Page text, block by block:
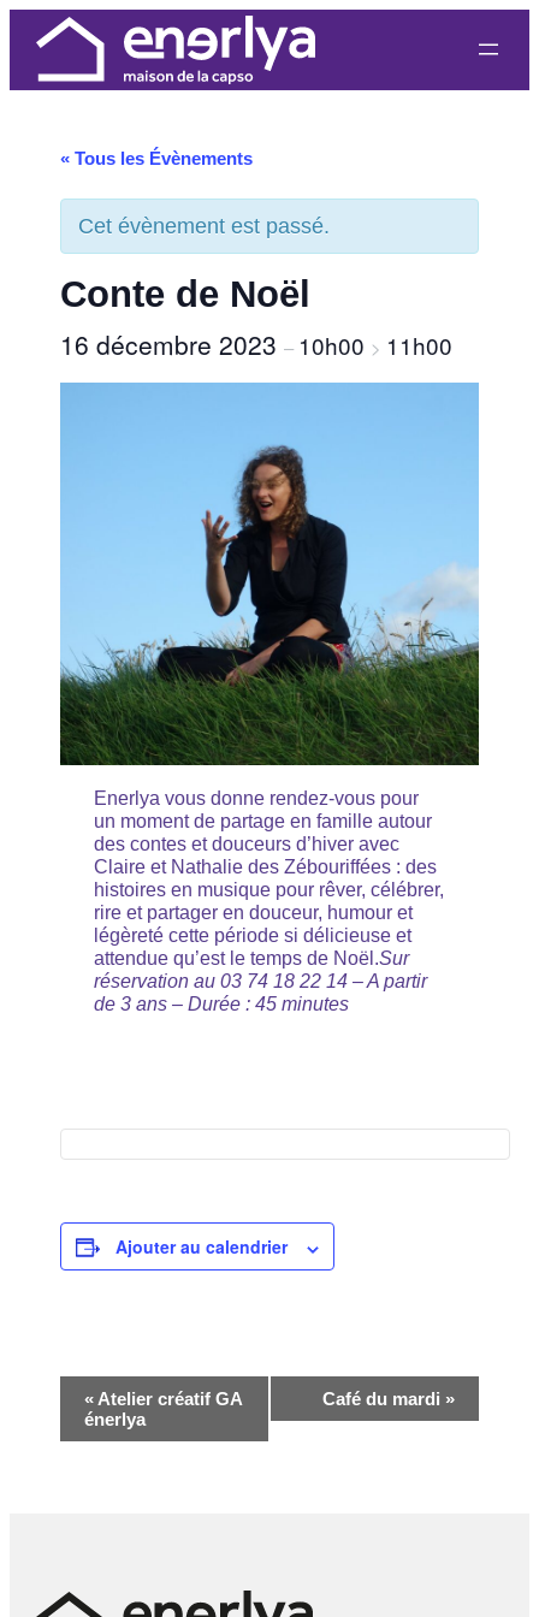
« Tous les Évènements
Cet évènement est passé.
Conte de Noël
16 décembre 2023– 10h00 > 11h00
Enerlya vous donne rendez-vous pour
un moment de partage en famille autour
des contes et douceurs d’hiver avec
Claire et Nathalie des Zébouriffées : des
histoires en musique pour rêver, célébrer,
rire et partager en douceur, humour et
légèreté cette période si délicieuse et
attendue qu’est le temps de Noël.Sur
réservation au 03 74 18 22 14 – A partir
de 3 ans – Durée : 45 minutes
Ajouter au calendrier
Navigation
Évènement
«Atelier créatif GA
énerlya
Café du mardi »